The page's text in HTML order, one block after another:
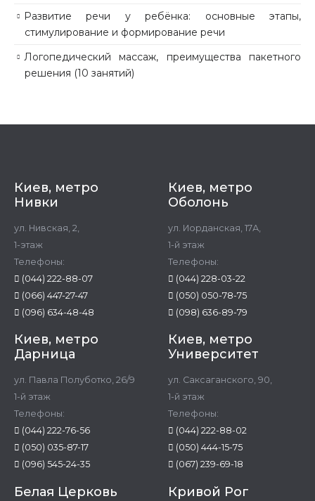
Развитие речи у ребёнка: основные этапы,
стимулирование и формирование речи
Логопедический массаж, преимущества пакетного
решения (10 занятий)
Киев, метро
Нивки
ул. Нивская, 2,
1-этаж
Телефоны:
(044) 222-88-07
(066) 447-27-47
(096) 634-48-48
Киев, метро
Оболонь
ул. Иорданская, 17А,
1-й этаж
Телефоны:
(044) 228-03-22
(050) 050-78-75
(098) 636-89-79
Киев, метро
Дарница
ул. Павла Полуботко, 26/9
1-й этаж
Телефоны:
(044) 222-76-56
(050) 035-87-17
(096) 545-24-35
Киев, метро
Университет
ул. Саксаганского, 90,
1-й этаж
Телефоны:
(044) 222-88-02
(050) 444-15-75
(067) 239-69-18
Белая Церковь Кривой Рог